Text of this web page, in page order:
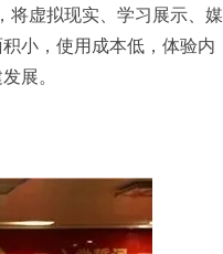
将虚拟现实、学习展示、媒
小，使用成本低，体验内
展。